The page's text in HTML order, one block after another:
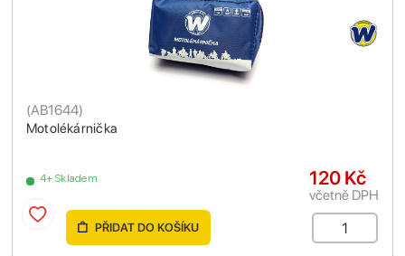
Motolékárnička
(AB1644)
4+ Skladem 120 Kč
včetně DPH
PŘIDAT DO KOŠÍKU